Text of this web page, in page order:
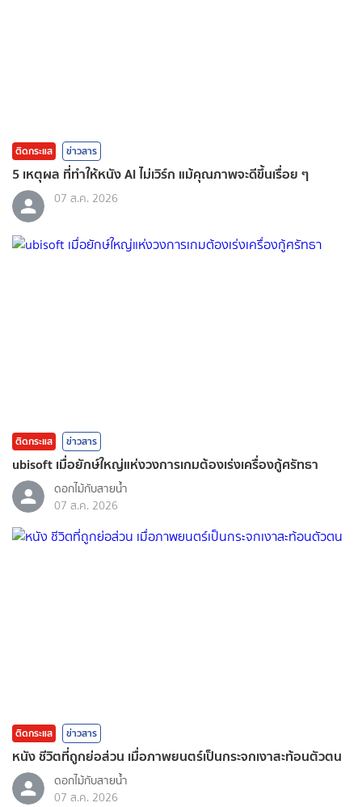
ติดกระแส ข่าวสาร
5 เหตุผล ที่ทำให้หนัง AI ไม่เวิร์ก แม้คุณภาพจะดีขึ้นเรื่อย ๆ
07 ส.ค. 2026
ติดกระแส ข่าวสาร
ubisoft เมื่อยักษ์ใหญ่แห่งวงการเกมต้องเร่งเครื่องกู้ศรัทธา
ดอกไม้กับสายน้ำ
07 ส.ค. 2026
ติดกระแส ข่าวสาร
หนัง ชีวิตที่ถูกย่อส่วน เมื่อภาพยนตร์เป็นกระจกเงาสะท้อนตัวตน
ดอกไม้กับสายน้ำ
07 ส.ค. 2026